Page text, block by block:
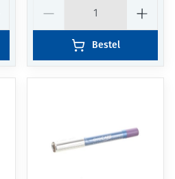
Bestel